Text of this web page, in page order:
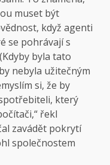
muset být
když agenti
se pohrávají s
byla tato
nebyla užitečným
si, že by
který
řekl
zavádět pokrytí
společnostem